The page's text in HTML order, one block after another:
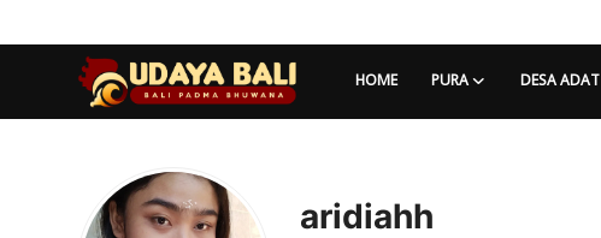
HOME PURA DESA ADAT
aridiahh